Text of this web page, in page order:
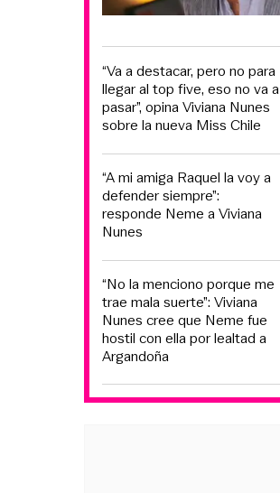
“Va a destacar, pero no para
llegar al top five, eso no va a
pasar”, opina Viviana Nunes
sobre la nueva Miss Chile
“A mi amiga Raquel la voy a
defender siempre”:
responde Neme a Viviana
Nunes
“No la menciono porque me
trae mala suerte”: Viviana
Nunes cree que Neme fue
hostil con ella por lealtad a
Argandoña